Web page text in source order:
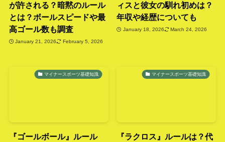
が許される？暗黙のルール
とは？ボールスピードや最
高ゴール数も調査
January 21, 2026 February 5, 2026
ィスと彼女の馴れ初めは？
年収や経歴についても
January 18, 2026 March 24, 2026
マイナースポーツ基礎知識
『ゴールボール』ルール
マイナースポーツ基礎知識
『ラクロス』ルールは？代